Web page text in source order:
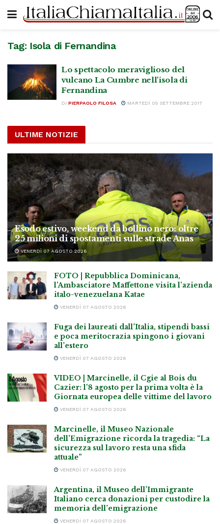
Tag: Isola di Fernandina
Lo spettacolo meraviglioso del
vulcano La Cumbre nell’isola di
Fernandina
DI PIERPAOLO FILOSA MARTEDÌ 05 SETTEMBRE 2017
ULTIME NOTIZIE
Esodo estivo, weekend da bollino nero: oltre
25 milioni di spostamenti sulle strade Anas
VENERDÌ 07 AGOSTO 2026
FOTO | Repubblica Dominicana,
l’Ambasciatore Maffettone visita l’azienda
italo-venezuelana Katae
VENERDÌ 07 AGOSTO 2026
Fuga dei laureati dall’Italia, stipendi bassi
e poca meritocrazia spingono i giovani
all’estero
VENERDÌ 07 AGOSTO 2026
VIDEO | Marcinelle, il Cgie al Bois du
Cazier: l’8 agosto per la prima volta è la
Giornata europea delle vittime del lavoro
VENERDÌ 07 AGOSTO 2026
Marcinelle, il Museo Nazionale
dell’Emigrazione ricorda la tragedia: “La
sicurezza sul lavoro resta una sfida
attuale”
VENERDÌ 07 AGOSTO 2026
Argentina, il Museo dell’Immigrante
Italiano cerca donazioni per custodire la
memoria dell’emigrazione
VENERDÌ 07 AGOSTO 2026